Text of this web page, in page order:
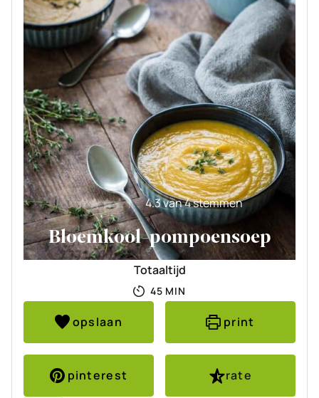
4.3van4stemmen
Bloemkool-pompoensoep
Totaaltijd
45MINUTEN
MIN
opslaan print
pinterest
rate